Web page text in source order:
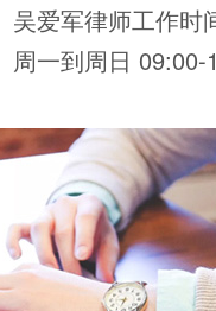
吴爱军律师工作时
周一到周日 09:00-